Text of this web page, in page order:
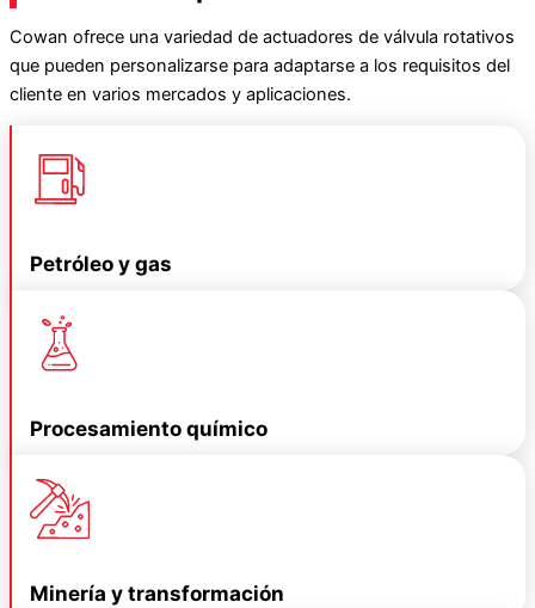
Cowan ofrece una variedad de actuadores de válvula rotativos
que pueden personalizarse para adaptarse a los requisitos del
cliente en varios mercados y aplicaciones.
Petróleo y gas
Procesamiento químico
Minería y transformación